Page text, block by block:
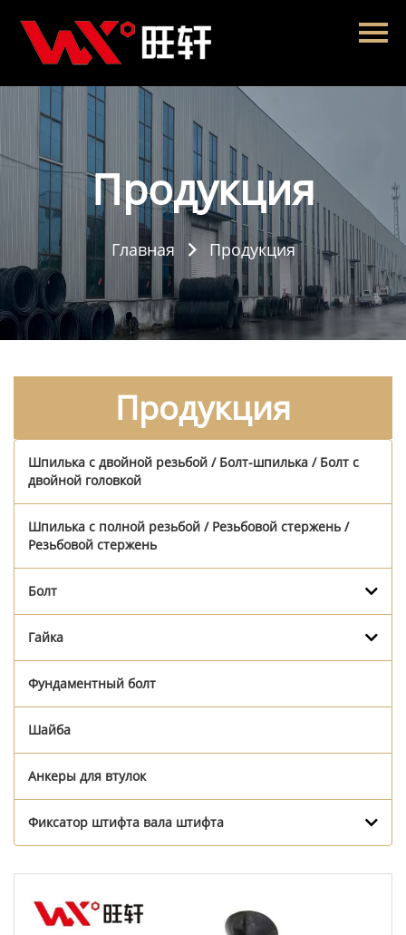
Главная
Продукция
Новости
О нас
Контакты Продукция
Главная  Продукция
Продукция
Шпилька с двойной резьбой / Болт-шпилька / Болт с
двойной головкой
Шпилька с полной резьбой / Резьбовой стержень /
Резьбовой стержень
Болт
Гайка
Фундаментный болт
Шайба
Анкеры для втулок
Фиксатор штифта вала штифта